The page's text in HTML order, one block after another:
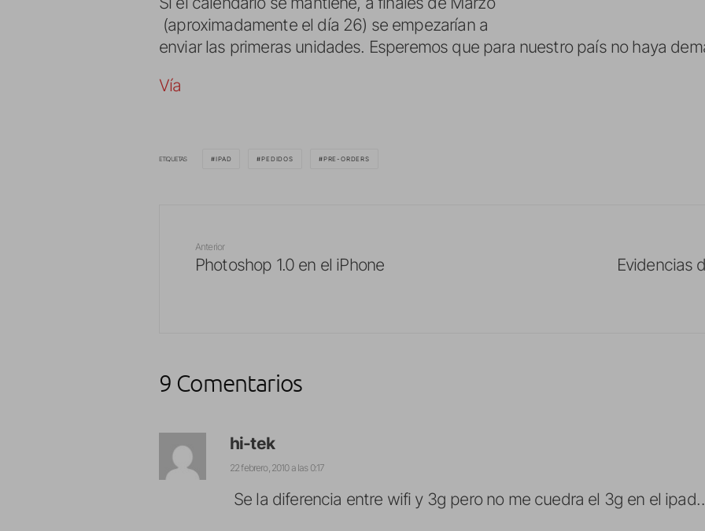
(aproximadamente el día 26) se empezarían a
enviar las primeras unidades. Esperemos que para nuestro país no haya
Vía
ETIQUETAS IPAD PEDIDOS PRE-ORDERS
Anterior
Photoshop 1.0 en el iPhone
Evidencias
9 Comentarios
hi-tek
22 febrero, 2010 a las 0:17
Se la diferencia entre wifi y 3g pero no me cuedra el 3g en el